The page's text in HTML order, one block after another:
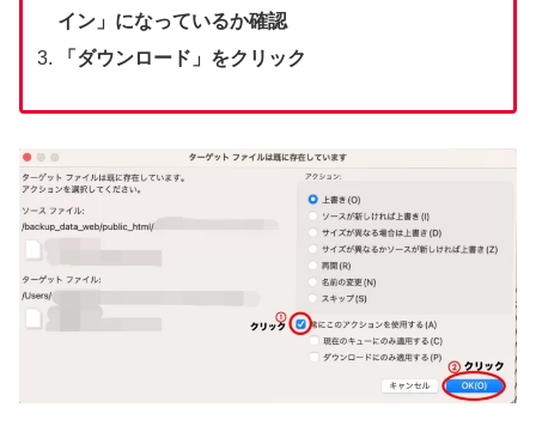
イン」になっているか確認
「ダウンロード」をクリック